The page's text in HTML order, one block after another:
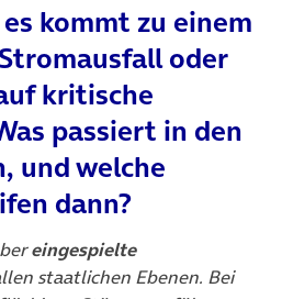
kommt zu einem
oder
kritische
passiert in den
und welche
dann?
eingespielte
in neuem Tab)
staatlichen Ebenen. Bei